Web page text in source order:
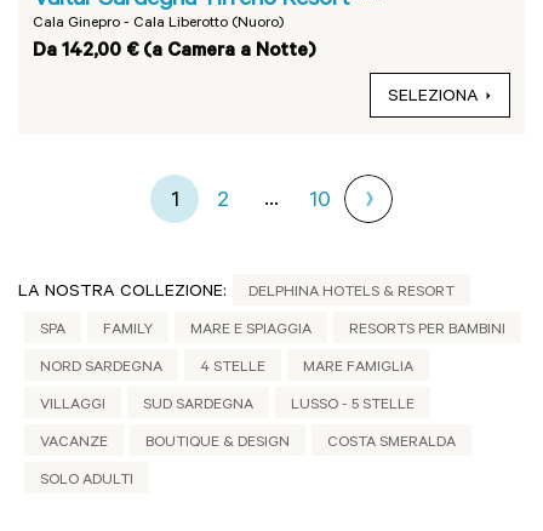
Cala Ginepro - Cala Liberotto (Nuoro)
Da 142,00 € (a Camera a Notte)
SELEZIONA
1 2 ... 10
LA NOSTRA COLLEZIONE: DELPHINA HOTELS & RESORT
SPA FAMILY MARE E SPIAGGIA RESORTS PER BAMBINI
NORD SARDEGNA 4 STELLE MARE FAMIGLIA
VILLAGGI SUD SARDEGNA LUSSO - 5 STELLE
VACANZE BOUTIQUE & DESIGN COSTA SMERALDA
SOLO ADULTI